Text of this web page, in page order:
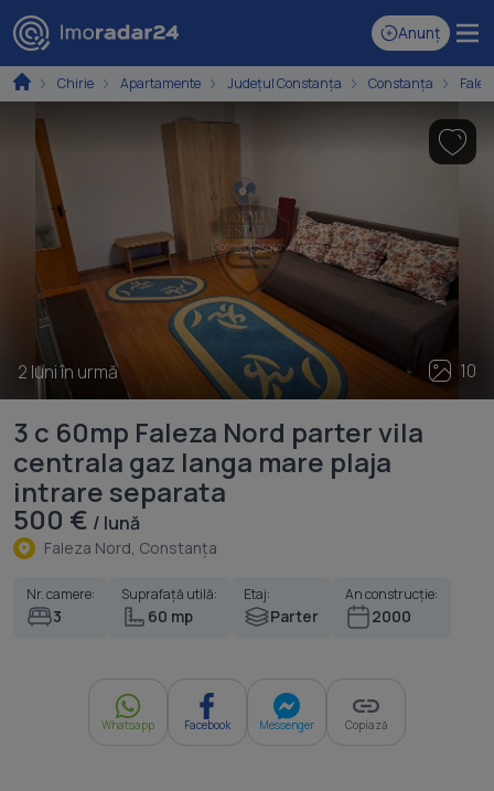
Anunț
Chirie Apartamente Județul Constanța Constanța
2 luni în urmă 10
3 c 60mp Faleza Nord parter vila
centrala gaz langa mare plaja
intrare separata
500 € / lună
Faleza Nord, Constanţa
Nr. camere:
3
Suprafață utilă:
60 mp
Etaj:
Parter
An construcție:
2000
Whatsapp Facebook Messenger Copiază